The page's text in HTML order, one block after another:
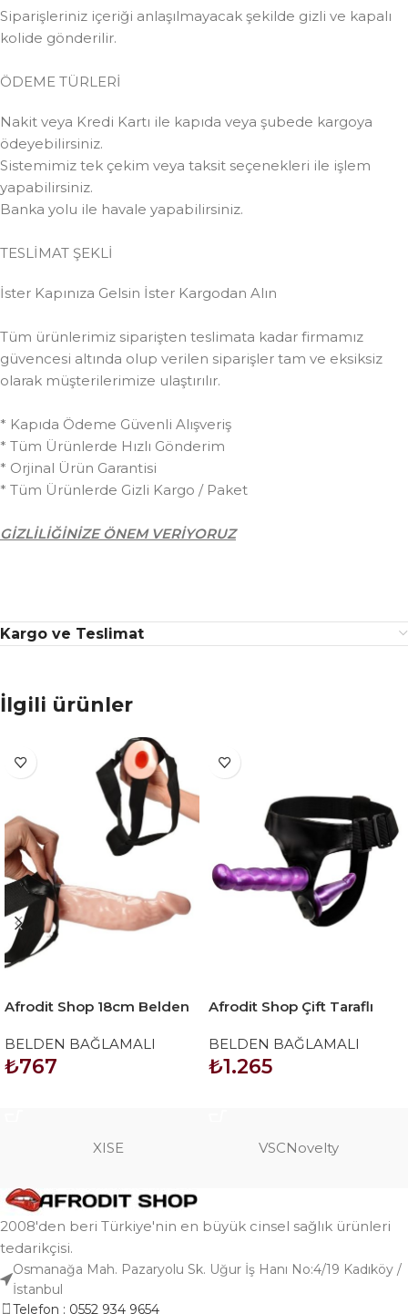
Siparişleriniz içeriği anlaşılmayacak şekilde gizli ve kapalı
kolide gönderilir.
ÖDEME TÜRLERİ
Nakit veya Kredi Kartı ile kapıda veya şubede kargoya
ödeyebilirsiniz.
Sistemimiz tek çekim veya taksit seçenekleri ile işlem
yapabilirsiniz.
Banka yolu ile havale yapabilirsiniz.
TESLİMAT ŞEKLİ
İster Kapınıza Gelsin İster Kargodan Alın
Tüm ürünlerimiz siparişten teslimata kadar firmamız
güvencesi altında olup verilen siparişler tam ve eksiksiz
olarak müşterilerimize ulaştırılır.
* Kapıda Ödeme Güvenli Alışveriş
* Tüm Ürünlerde Hızlı Gönderim
* Orjinal Ürün Garantisi
* Tüm Ürünlerde Gizli Kargo / Paket
GİZLİLİĞİNİZE ÖNEM VERİYORUZ
Kargo ve Teslimat
İlgili ürünler
Afrodit Shop 18cm Belden
Penis
BELDEN BAĞLAMALI
₺767
Afrodit Shop Çift Taraflı
Dildo
BELDEN BAĞLAMALI
₺1.265
XISE VSCNovelty
2008'den beri Türkiye'nin en büyük cinsel sağlık ürünleri
tedarikçisi.
Osmanağa Mah. Pazaryolu Sk. Uğur İş Hanı No:4/19 Kadıköy /
İstanbul
Telefon : 0552 934 9654